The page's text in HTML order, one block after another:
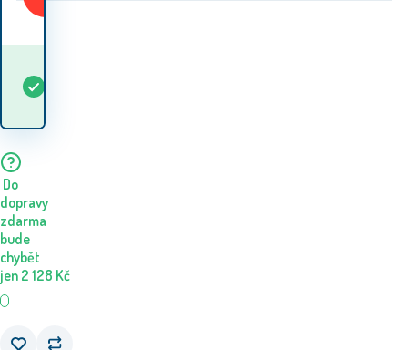
Do
dopravy
zdarma
bude
chybět
jen 2 128 Kč